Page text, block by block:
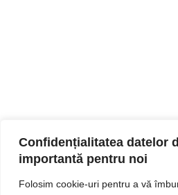
Confidențialitatea datelor
importantă pentru noi
Folosim cookie-uri pentru a vă